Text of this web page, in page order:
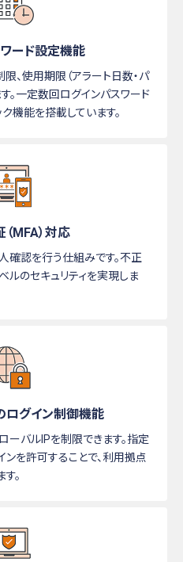
ード設定機能
、使用期限（アラート日数・パ
。一定数回ログインパスワード
機能を搭載しています。
MFA） 対応
確認を行う仕組みです。不正
ルのセキュリティを実現しま
ログイン制御機能
バルIPを制限できます。指定
を許可することで、利用拠点
。